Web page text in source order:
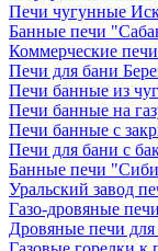
Печи чугунные
Банные печи
Коммерческие печи
Печи для бани
Печи банные из
Печи банные на
Печи банные с
Печи для бани с
Банные печи
Уральский завод
Газо-дровяные
Дровяные печи